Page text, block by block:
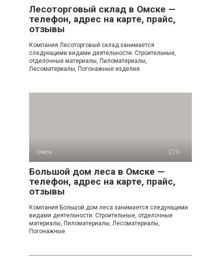
Лесоторговый склад в Омске —
телефон, адрес на карте, прайс,
отзывы
Компания Лесоторговый склад занимается
следующими видами деятельности: Строительные,
отделочные материалы, Пиломатериалы,
Лесоматериалы, Погонажные изделия.
Омск 0
Большой дом леса в Омске —
телефон, адрес на карте, прайс,
отзывы
Компания Большой дом леса занимается следующими
видами деятельности: Строительные, отделочные
материалы, Пиломатериалы, Лесоматериалы,
Погонажные